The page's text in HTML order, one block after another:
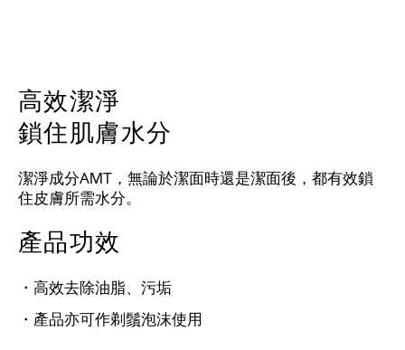
高效潔淨
鎖住肌膚水分
潔淨成分AMT，無論於潔面時還是潔面後，都有效鎖
住皮膚所需水分。
產品功效
・高效去除油脂、污垢
・產品亦可作剃鬚泡沫使用